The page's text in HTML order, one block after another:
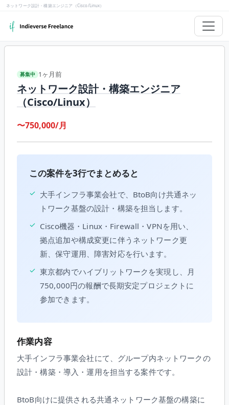
ネットワーク設計・構築エンジニア（Cisco/Linux）
募集中 1ヶ月前
ネットワーク設計・構築エンジニア
（Cisco/Linux）
〜750,000/月
この案件を3行でまとめると
✓ 大手インフラ事業会社で、BtoB向け共通ネッ
トワーク基盤の設計・構築を担当します。
✓ Cisco機器・Linux・Firewall・VPNを用い、
拠点追加や構成変更に伴うネットワーク更
新、保守運用、障害対応を行います。
✓ 東京都内でハイブリットワークを実現し、月
750,000円の報酬で長期安定プロジェクトに
参加できます。
作業内容
大手インフラ事業会社にて、グループ内ネットワークの
設計・構築・導入・運用を担当する案件です。
BtoB向けに提供される共通ネットワーク基盤の構築に